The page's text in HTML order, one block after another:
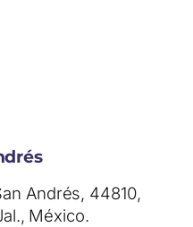
Andrés, 44810,
México.